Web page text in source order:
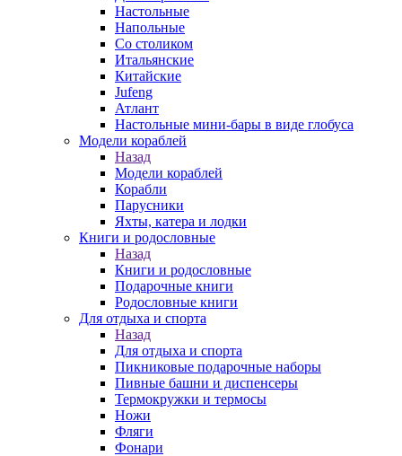
Настольные
Напольные
Со столиком
Итальянские
Китайские
Jufeng
Атлант
Настольные мини-бары в виде глобуса
Модели кораблей
Назад
Модели кораблей
Корабли
Парусники
Яхты, катера и лодки
Книги и родословные
Назад
Книги и родословные
Подарочные книги
Родословные книги
Для отдыха и спорта
Назад
Для отдыха и спорта
Пикниковые подарочные наборы
Пивные башни и диспенсеры
Термокружки и термосы
Ножи
Фляги
Фонари